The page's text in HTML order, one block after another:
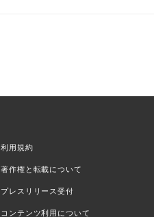
利用規約
著作権と転載について
プレスリリース受付
コンテンツ利用について